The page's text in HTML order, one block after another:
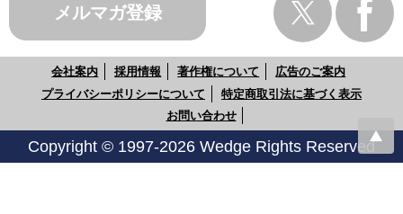
メルマガ登録
会社案内 採用情報 著作権について
広告のご案内
プライバシーポリシーについて
特定商取引法に基づく表示
お問い合わせ
Copyright © 1997-2026 Wedge Rights Reserved